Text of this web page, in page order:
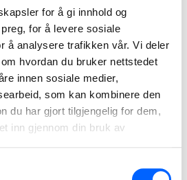
for å gi innhold og
for å levere sosiale
å analysere trafikken vår. Vi deler
hvordan du bruker nettstedet
innen sosiale medier,
som kan kombinere den
du har gjort tilgjengelig for dem,
inn gjennom din bruk av
prosjekt.